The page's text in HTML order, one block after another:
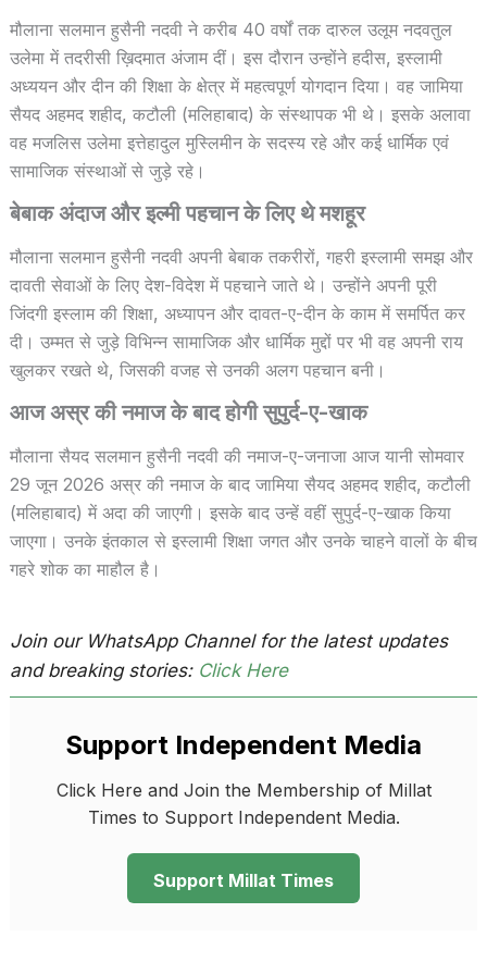
मौलाना सलमान हुसैनी नदवी ने करीब 40 वर्षों तक दारुल उलूम नदवतुल
उलेमा में तदरीसी ख़िदमात अंजाम दीं। इस दौरान उन्होंने हदीस, इस्लामी
अध्ययन और दीन की शिक्षा के क्षेत्र में महत्वपूर्ण योगदान दिया। वह जामिया
सैयद अहमद शहीद, कटौली (मलिहाबाद) के संस्थापक भी थे। इसके अलावा
वह मजलिस उलेमा इत्तेहादुल मुस्लिमीन के सदस्य रहे और कई धार्मिक एवं
सामाजिक संस्थाओं से जुड़े रहे।
बेबाक अंदाज और इल्मी पहचान के लिए थे मशहूर
मौलाना सलमान हुसैनी नदवी अपनी बेबाक तकरीरों, गहरी इस्लामी समझ और
दावती सेवाओं के लिए देश-विदेश में पहचाने जाते थे। उन्होंने अपनी पूरी
जिंदगी इस्लाम की शिक्षा, अध्यापन और दावत-ए-दीन के काम में समर्पित कर
दी। उम्मत से जुड़े विभिन्न सामाजिक और धार्मिक मुद्दों पर भी वह अपनी राय
खुलकर रखते थे, जिसकी वजह से उनकी अलग पहचान बनी।
आज अस्र की नमाज के बाद होगी सुपुर्द-ए-खाक
मौलाना सैयद सलमान हुसैनी नदवी की नमाज-ए-जनाजा आज यानी सोमवार
29 जून 2026 अस्र की नमाज के बाद जामिया सैयद अहमद शहीद, कटौली
(मलिहाबाद) में अदा की जाएगी। इसके बाद उन्हें वहीं सुपुर्द-ए-खाक किया
जाएगा। उनके इंतकाल से इस्लामी शिक्षा जगत और उनके चाहने वालों के बीच
गहरे शोक का माहौल है।
Join our WhatsApp Channel for the latest updates
and breaking stories: Click Here
Support Independent Media
Click Here and Join the Membership of Millat
Times to Support Independent Media.
Support Millat Times